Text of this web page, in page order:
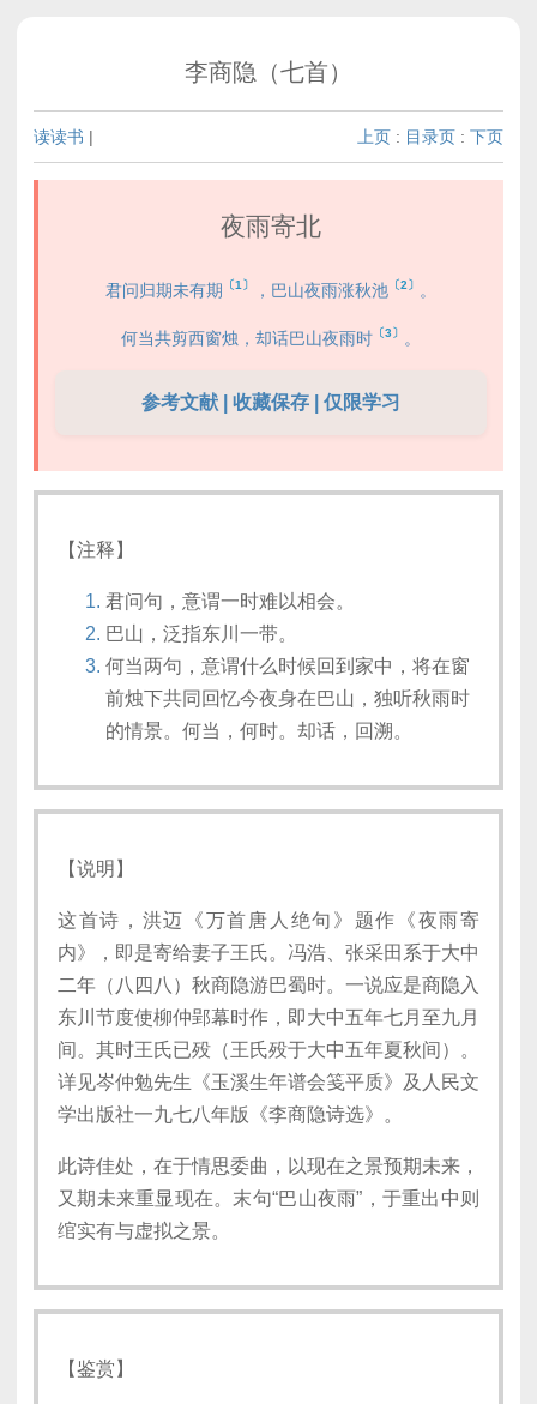
李商隐（七首）
读读书 | 上页 : 目录页 : 下页
夜雨寄北
君问归期未有期 〔1〕 ，巴山夜雨涨秋池 〔2〕 。
何当共剪西窗烛，却话巴山夜雨时 〔3〕 。
参考文献 | 收藏保存 | 仅限学习
【注释】
君问句，意谓一时难以相会。
巴山，泛指东川一带。
何当两句，意谓什么时候回到家中，将在窗
前烛下共同回忆今夜身在巴山，独听秋雨时
的情景。何当，何时。却话，回溯。
【说明】
这首诗，洪迈《万首唐人绝句》题作《夜雨寄
内》，即是寄给妻子王氏。冯浩、张采田系于大中
二年（八四八）秋商隐游巴蜀时。一说应是商隐入
东川节度使柳仲郢幕时作，即大中五年七月至九月
间。其时王氏已殁（王氏殁于大中五年夏秋间）。
详见岑仲勉先生《玉溪生年谱会笺平质》及人民文
学出版社一九七八年版《李商隐诗选》。
此诗佳处，在于情思委曲，以现在之景预期未来，
又期未来重显现在。末句“巴山夜雨”，于重出中则
绾实有与虚拟之景。
【鉴赏】